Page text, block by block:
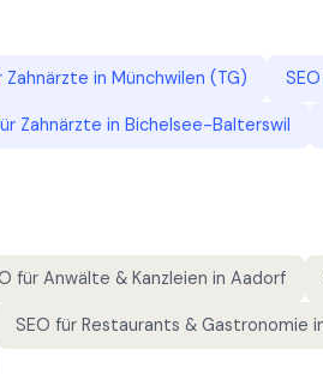
Zahnärzte in Münchwilen (TG)
Zahnärzte in Bichelsee-Balterswil
für Anwälte & Kanzleien in Aadorf
SEO für Restaurants & Gastronomie